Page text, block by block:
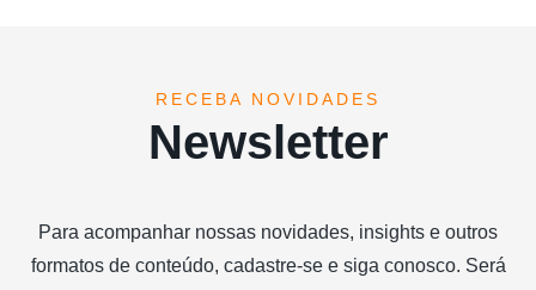
RECEBA NOVIDADES
Newsletter
Para acompanhar nossas novidades, insights e outros
formatos de conteúdo, cadastre-se e siga conosco. Será